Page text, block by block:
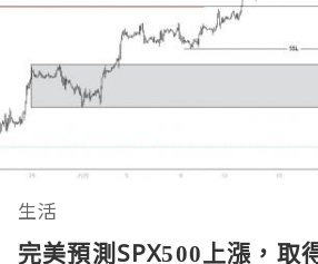
生活
完美預測SPX500上漲，取